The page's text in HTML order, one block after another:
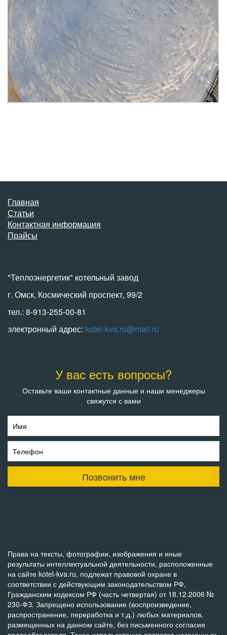
Главная
Статьи
Контактная информация
Прайсы
"Теплоэнергетик" котельный завод
г. Омск, Космический проспект, 99/2
тел.: 8-913-255-00-81
электронный адрес: kotel-kva.ru@mail.ru
У вас есть вопросы?
Оставьте ваши контактные данные и наши менеджеры
свяжутся с вами
Имя
Телефон
Позвонить мне
Права на тексты, фотографии, изображения и иные
результаты интеллектуальной деятельности, расположенные
на сайте kotel-kva.ru, подлежат правовой охране в
соответствии с действующим законодательством РФ,
Гражданским кодексом РФ (часть четвертая) от 18.12.2006 №
230-ФЗ. Запрещено использование (воспроизведение,
распространение, переработка и т.д.) любых материалов,
размещенных на данном сайте, без письменного согласия